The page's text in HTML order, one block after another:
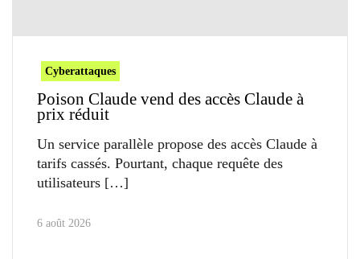
Cyberattaques
Poison Claude vend des accès Claude à
prix réduit
Un service parallèle propose des accès Claude à
tarifs cassés. Pourtant, chaque requête des
utilisateurs
6 août 2026